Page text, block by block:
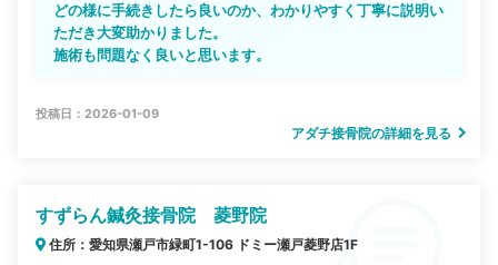
どの様に手続きしたら良いのか、わかりやすく丁寧に説明い
ただき大変助かりました。
施術も問題なく良いと思います。
投稿日：2026-01-09
アダチ接骨院の詳細を見る
すずらん鍼灸接骨院 菱野院
住所：愛知県瀬戸市緑町1-106 ドミー瀬戸菱野店1F